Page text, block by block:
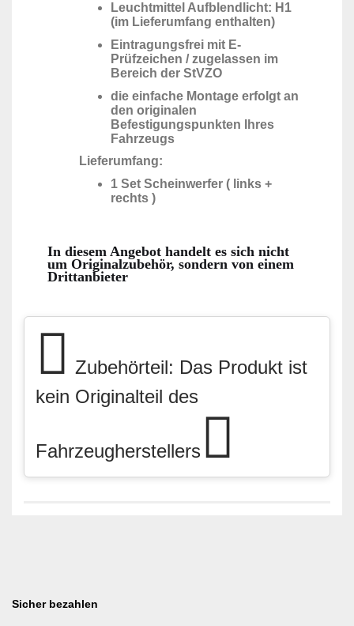
Leuchtmittel Aufblendlicht: H1
(im Lieferumfang enthalten)
Eintragungsfrei mit E-
Prüfzeichen / zugelassen im
Bereich der StVZO
die einfache Montage erfolgt an
den originalen
Befestigungspunkten Ihres
Fahrzeugs
Lieferumfang:
1 Set Scheinwerfer ( links +
rechts )
In diesem Angebot handelt es sich nicht
um Originalzubehör, sondern von einem
Drittanbieter
Zubehörteil: Das Produkt ist
kein Originalteil des
Fahrzeugherstellers
Sicher bezahlen